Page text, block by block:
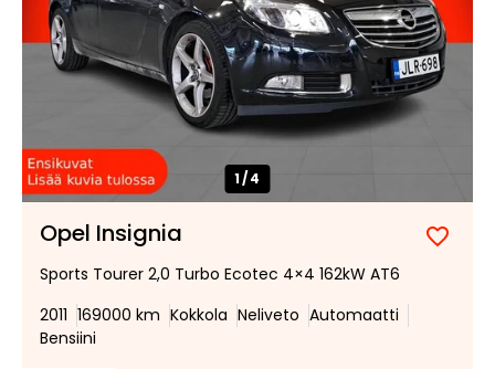
1/4
Opel Insignia
Lisää
Sports Tourer 2,0 Turbo Ecotec 4×4 162kW AT6
2011 169000 km Kokkola Neliveto Automaatti
Bensiini